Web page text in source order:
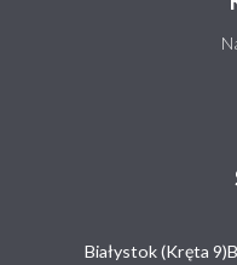
Białystok (Kręta 9)